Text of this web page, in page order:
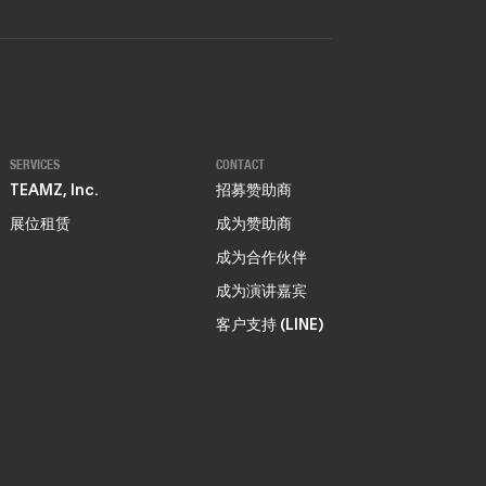
SERVICES
TEAMZ, Inc.
展位租赁
CONTACT
招募赞助商
成为赞助商
成为合作伙伴
成为演讲嘉宾
客户支持 (LINE)